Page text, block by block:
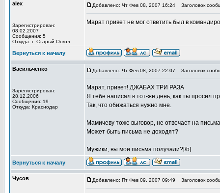
alex
Зарегистрирован:
08.02.2007
Сообщения: 5
Откуда: г. Старый Оскол
Добавлено: Чт Фев 08, 2007 16:24 Заголовок
Марат привет не мог ответить был в
Вернуться к началу
Васильченко
Зарегистрирован:
28.12.2006
Сообщения: 19
Откуда: Краснодар
Добавлено: Чт Фев 08, 2007 22:07 Заголовок
Марат, привет! ДЖАБАХ ТРИ РАЗА
Я тебе написал в тот-же день, как ты просил
Так, что обижаться нужно мне.
Мамичеву тоже выговор, не отвечает на
Может быть письма не доходят?
Мужики, вы мои письма получали?[/b]
Вернуться к началу
Чусов Добавлено: Пт Фев 09, 2007 09:49 Заголовок